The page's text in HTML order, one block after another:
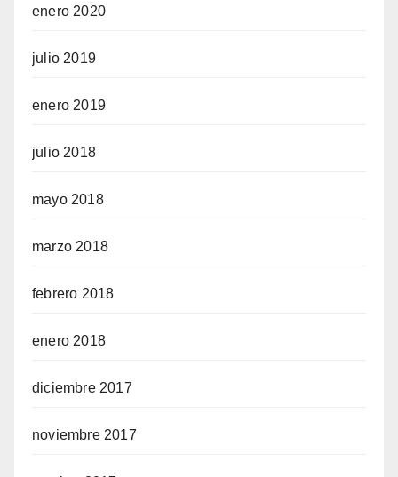
enero 2020
julio 2019
enero 2019
julio 2018
mayo 2018
marzo 2018
febrero 2018
enero 2018
diciembre 2017
noviembre 2017